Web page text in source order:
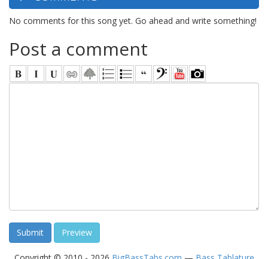
No comments for this song yet. Go ahead and write something!
Post a comment